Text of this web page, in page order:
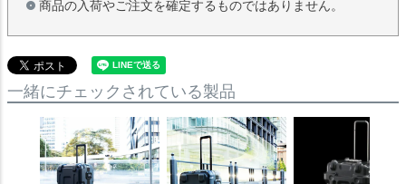
商品の入荷やご注文を確定するものではありません。
一緒にチェックされている製品